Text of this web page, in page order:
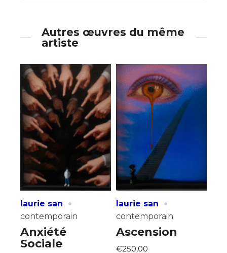
Autres œuvres du même
artiste
laurie san ·
contemporain
Anxiété
Sociale
laurie san ·
contemporain
Ascension
€250,00